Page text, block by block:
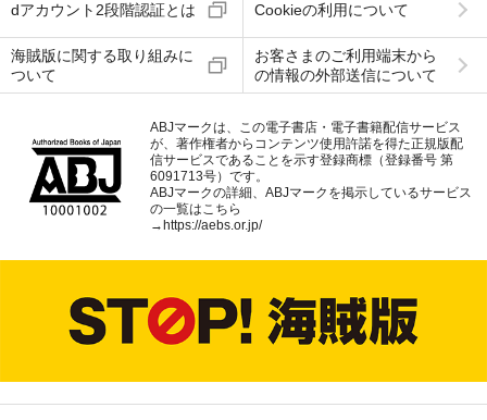
dアカウント2段階認証とは Cookieの利用について
海賊版に関する取り組みに
ついて
お客さまのご利用端末から
の情報の外部送信について
ABJマークは、この電子書店・電子書籍配信サービス
が、著作権者からコンテンツ使用許諾を得た正規版配
信サービスであることを示す登録商標（登録番号 第
6091713号）です。
ABJマークの詳細、ABJマークを掲示しているサービス
の一覧はこちら
→ https://aebs.or.jp/